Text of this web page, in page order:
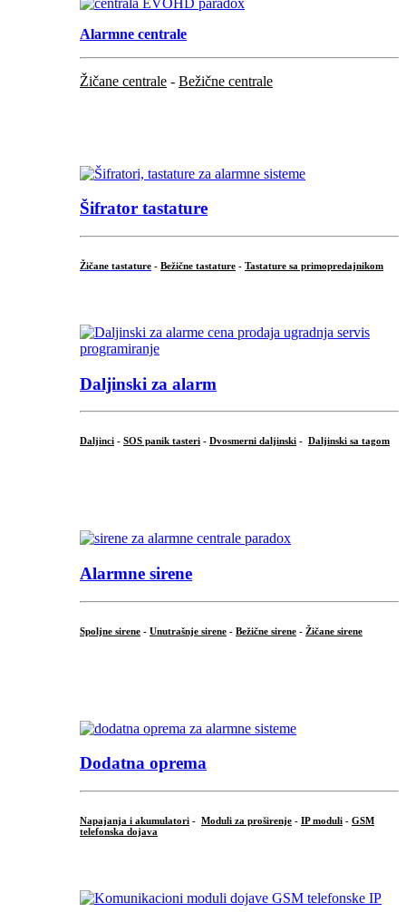
Alarmne centrale
Žičane centrale - Bežične centrale
Šifrator tastature
Žičane tastature - Bežične tastature - Tastature sa primopredajnikom
Daljinski za alarm
Daljinci - SOS panik tasteri - Dvosmerni daljinski - Daljinski sa tagom
Alarmne sirene
Spoljne sirene - Unutrašnje sirene - Bežične sirene - Žičane sirene
Dodatna oprema
Napajanja i akumulatori - Moduli za proširenje - IP moduli - GSM
telefonska dojava